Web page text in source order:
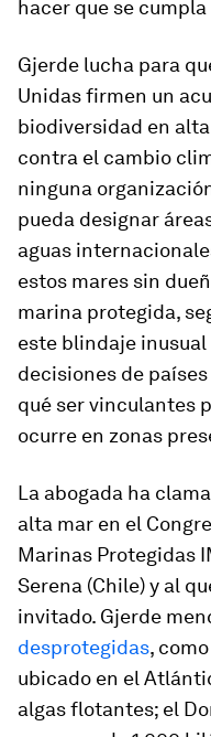
hacer que se cumpla
Gjerde lucha para
Unidas firmen un
biodiversidad en
contra el cambio
ninguna
pueda designar
aguas
estos mares sin
marina protegida,
este blindaje
decisiones de
qué ser vinculantes
ocurre en zonas
La abogada ha
alta mar en el
Marinas Protegidas
Serena (Chile) y al
invitado. Gjerde
desprotegidas,
ubicado en el
algas flotantes; el